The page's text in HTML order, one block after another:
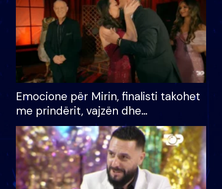
Emocione për Mirin, finalisti takohet
me prindërit, vajzën dhe
bashkëshorten: S’kemi ndonjë letër
divorci apo jo?